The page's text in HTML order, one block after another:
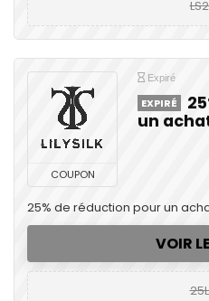
COUPON
Expiré
EXPIRÉ
un
25% de réduction pour un
VOIR